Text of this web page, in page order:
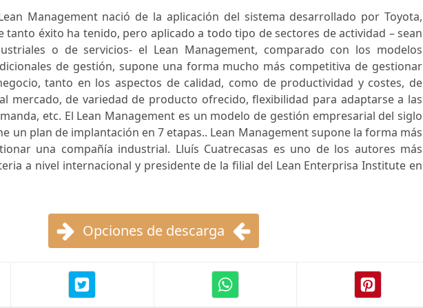
Management nació de la aplicación del sistema desarrollado por Toyota,
tanto éxito ha tenido, pero aplicado a todo tipo de sectores de actividad – sean
o de servicios- el Lean Management, comparado con los modelos
de gestión, supone una forma mucho más competitiva de gestionar
tanto en los aspectos de calidad, como de productividad y costes, de
mercado, de variedad de producto ofrecido, flexibilidad para adaptarse a las
etc. El Lean Management es un modelo de gestión empresarial del siglo
un plan de implantación en 7 etapas.. Lean Management supone la forma más
una compañía industrial. Lluís Cuatrecasas es uno de los autores más
a nivel internacional y presidente de la filial del Lean Enterprisa Institute en
Opciones de descarga